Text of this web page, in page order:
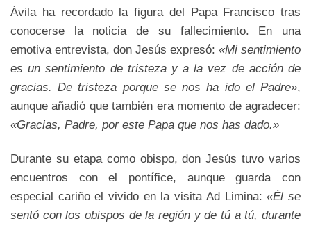
Ávila ha recordado la figura del Papa Francisco tras
conocerse la noticia de su fallecimiento. En una
emotiva entrevista, don Jesús expresó: «Mi sentimiento
es un sentimiento de tristeza y a la vez de acción de
gracias. De tristeza porque se nos ha ido el Padre»,
aunque añadió que también era momento de agradecer:
«Gracias, Padre, por este Papa que nos has dado.»
Durante su etapa como obispo, don Jesús tuvo varios
encuentros con el pontífice, aunque guarda con
especial cariño el vivido en la visita Ad Limina:«Él se
sentó con los obispos de la región y de tú a tú, durante